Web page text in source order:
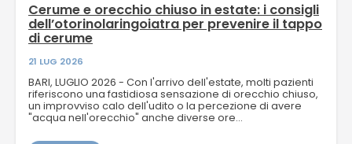
Cerume e orecchio chiuso in estate: i consigli
dell’otorinolaringoiatra per prevenire il tappo
di cerume
21 LUG 2026
BARI, LUGLIO 2026 - Con l'arrivo dell'estate, molti pazienti
riferiscono una fastidiosa sensazione di orecchio chiuso,
un improvviso calo dell'udito o la percezione di avere
"acqua nell'orecchio" anche diverse ore...